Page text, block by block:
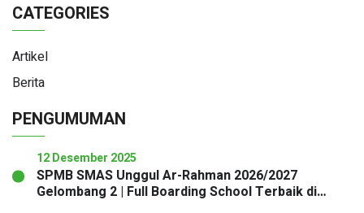
CATEGORIES
Artikel
Berita
PENGUMUMAN
12 Desember 2025
SPMB SMAS Unggul Ar-Rahman 2026/2027
Gelombang 2 | Full Boarding School Terbaik di